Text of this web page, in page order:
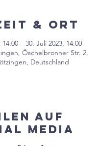
& Ort
– 30. Juli 2023, 14:00
Öschelbronner Str. 2,
Deutschland
auf
Media